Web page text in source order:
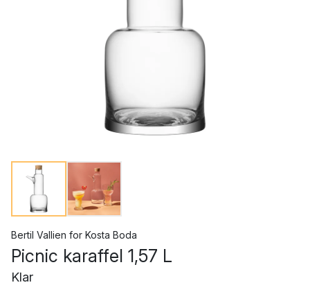
Bertil Vallien for Kosta Boda
Picnic karaffel 1,57 L
Klar